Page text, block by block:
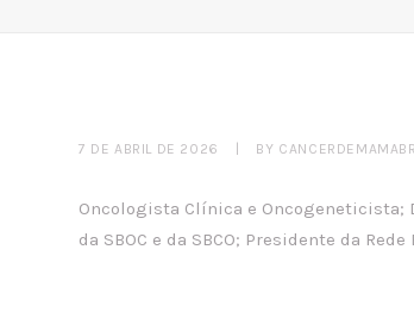
7 DE ABRIL DE 2026 BY CANCERDEMAMABR
Oncologista Clínica e Oncogeneticista;
da SBOC e da SBCO; Presidente da